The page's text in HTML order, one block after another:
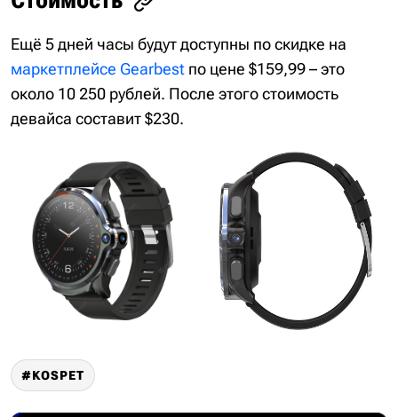
Ещё 5 дней часы будут доступны по скидке на
маркетплейсе Gearbest по цене $159,99 – это
около 10 250 рублей. После этого стоимость
девайса составит $230.
KOSPET